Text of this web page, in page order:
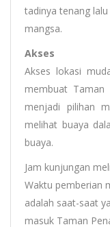
tadinya tenang
mangsa.
Akses
Akses lokasi
membuat Taman
menjadi pilihan
melihat buaya
buaya.
Jam kunjungan
Waktu pemberian
adalah saat-saat
masuk Taman